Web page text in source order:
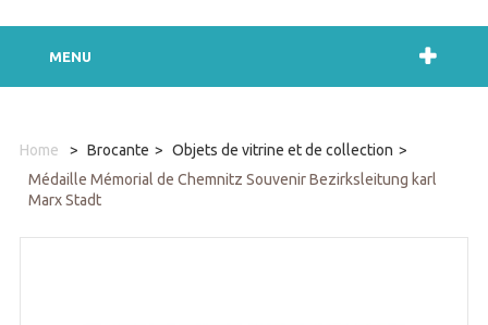
MENU
Home > Brocante > Objets de vitrine et de collection >
Médaille Mémorial de Chemnitz Souvenir Bezirksleitung karl
Marx Stadt